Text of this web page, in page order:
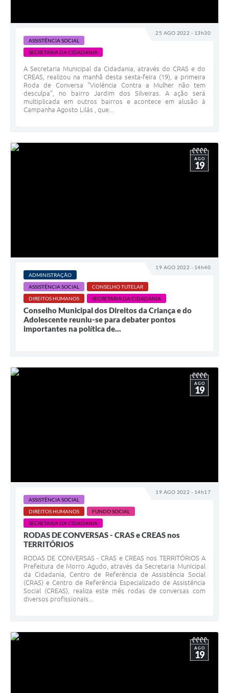
25 AGO 2022 - 13h30
ASSISTÊNCIA SOCIAL
SECRETARIA DA CIDADANIA
A Secretaria Municipal da Cidadania, através do CRAS e do
CREAS, realizou na manhã desta sexta-feira (19), a primeira
Roda de Conversa "Violência Contra a Mulher não tem
desculpa", no bairro Jardim dos Silveiras. A ação será
multiplicada em outros bairros e acontece em alusão à
Campanha Agosto Lilás , que...
19 AGO 2022 - 14h40
AGO
19
ADMINISTRAÇÃO
ASSISTÊNCIA SOCIAL
CONSELHO TUTELAR
DIREITOS HUMANOS
SECRETARIA DA CIDADANIA
Conselho Municipal dos Direitos da Criança e do
Adolescente reuniu-se para debater pontos
importantes na política de...
19 AGO 2022 - 14h17
AGO
19
ASSISTÊNCIA SOCIAL
DIREITOS HUMANOS
FUNDO SOCIAL
SECRETARIA DA CIDADANIA
RODAS DE CONVERSAS - CRAS e CREAS nos
TERRITÓRIOS
RODAS DE CONVERSAS - CRAS e CREAS nos TERRITÓRIOS A
Prefeitura de Morro Agudo, através da Secretaria Municipal
da Cidadania, Centro de Referência de Assistência Social
(CRAS) e Centro de Referência Especializado de Assistência
Social (CREAS), realiza este mês rodas de conversas com
diversos profissionais...
AGO
19